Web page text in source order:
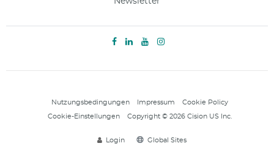
Nutzungsbedingungen Impressum Cookie Policy
Cookie-Einstellungen Copyright © 2026 Cision US Inc.
Login Global Sites